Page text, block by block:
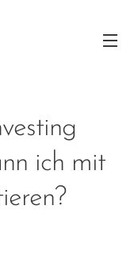
ich mit